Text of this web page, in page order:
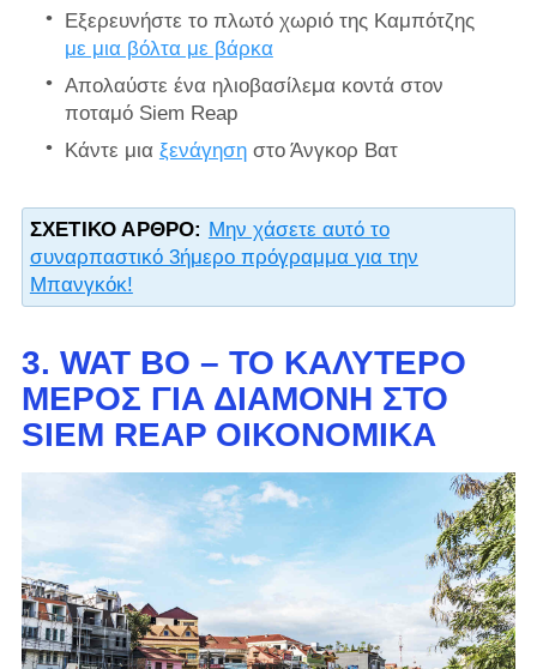
Εξερευνήστε το πλωτό χωριό της Καμπότζης
με μια βόλτα με βάρκα
Απολαύστε ένα ηλιοβασίλεμα κοντά στον
ποταμό Siem Reap
Κάντε μια ξενάγησηστο Άνγκορ Βατ
ΣΧΕΤΙΚΌ ΆΡΘΡΟ: Μην χάσετε αυτό το
συναρπαστικό 3ήμερο πρόγραμμα για την
Μπανγκόκ!
3. WAT BO – ΤΟ ΚΑΛΎΤΕΡΟ
ΜΈΡΟΣ ΓΙΑ ΔΙΑΜΟΝΉ ΣΤΟ
SIEM REAP ΟΙΚΟΝΟΜΙΚΆ